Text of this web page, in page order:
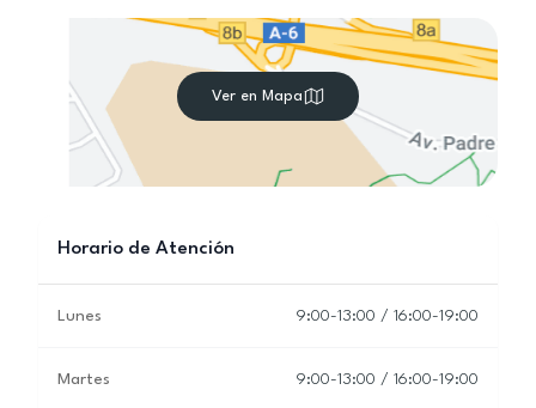
Ver en Mapa
Horario de Atención
Lunes 9:00-13:00 / 16:00-19:00
Martes 9:00-13:00 / 16:00-19:00